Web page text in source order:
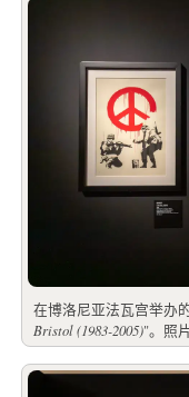
在博洛尼亚法瓦宫举办
Bristol (1983-2005)"。照